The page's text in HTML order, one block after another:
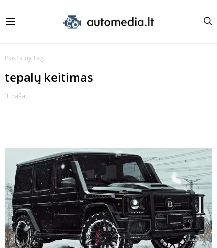
Posts by tag
tepalų keitimas
3 įrašai